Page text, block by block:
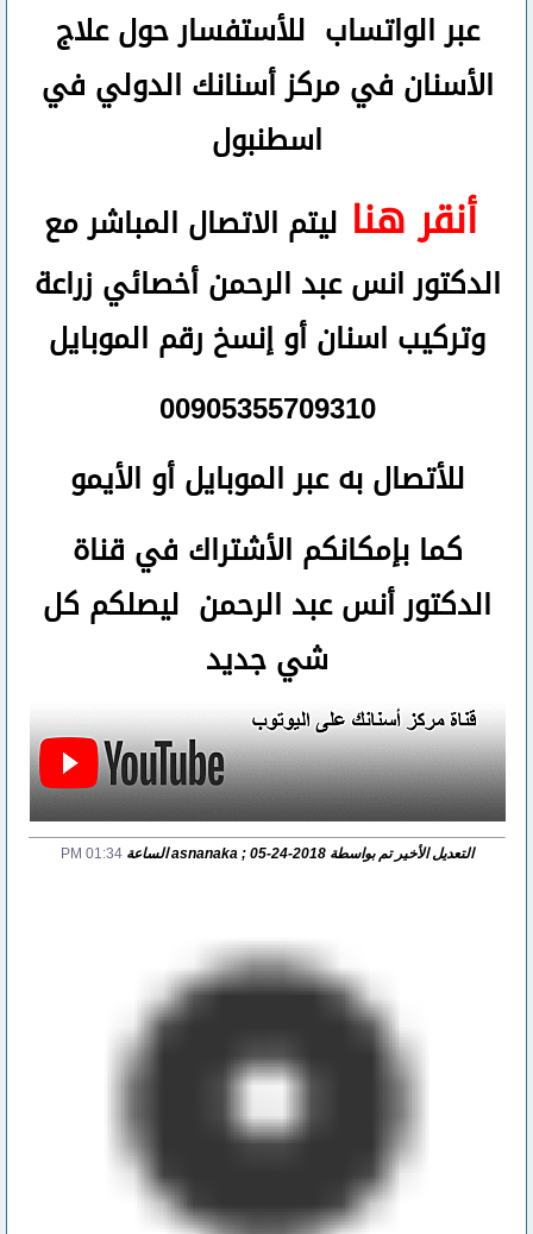
عبر الواتساب للأستفسار حول علاج
الأسنان في مركز أسنانك الدولي في
اسطنبول
أنقر هنا ليتم الاتصال المباشر مع
الدكتور انس عبد الرحمن أخصائي زراعة
وتركيب اسنانأوإنسخ رقم الموبايل
00905355709310
للأتصالبه عبر الموبايل أو الأيمو
كما بإمكانكم الأشتراك في قناة
الدكتور أنس عبد الرحمن ليصلكم كل
شي جديد
التعديل الأخير تم بواسطة asnanaka ; 05-24-2018 الساعة 01:34 PM